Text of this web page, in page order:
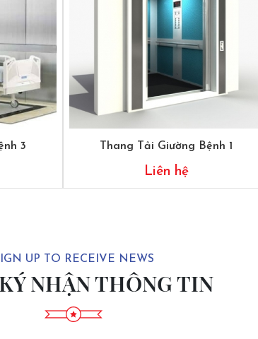
3 Thang Tải Giường Bệnh 1
Liên hệ
UP TO RECEIVE NEWS
NHẬN THÔNG TIN